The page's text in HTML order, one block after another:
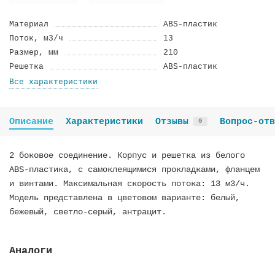
Материал
ABS-пластик
Поток, м3/ч
13
Размер, мм
210
Решетка
ABS-пластик
Все характеристики
Описание Характеристики Отзывы 0 Вопрос-
2 боковое соединение. Корпус и решетка из белого
ABS-пластика, с самоклеящимися прокладками, фланцем
и винтами. Максимальная скорость потока: 13 м3/ч.
Модель представлена в цветовом варианте: белый,
бежевый, светло-серый, антрацит.